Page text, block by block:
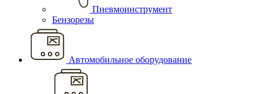
Пневмоинструмент
Бензорезы
Автомобильное оборудование